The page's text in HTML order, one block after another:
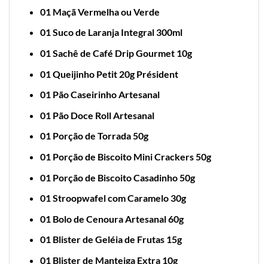
01 Maçã Vermelha ou Verde
01Suco de Laranja Integral 300ml
01 Sachê de Café Drip Gourmet 10g
01 Queijinho Petit 20g Président
01 Pão Caseirinho Artesanal
01 Pão Doce Roll Artesanal
01 Porção de Torrada 50g
01 Porção de Biscoito Mini Crackers 50g
01 Porção de Biscoito Casadinho 50g
01 Stroopwafel com Caramelo 30g
01 Bolo de Cenoura Artesanal 60g
01 Blister de Geléia de Frutas 15g
01 Blister de Manteiga Extra 10g